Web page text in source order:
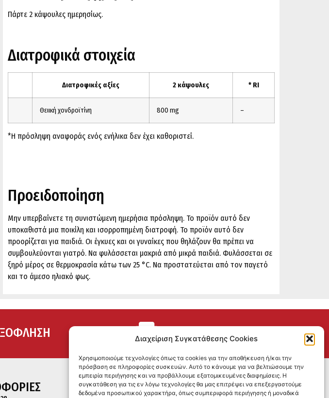
Διαχείριση Συγκατάθεσης Cookies
Χρησιμοποιούμε τεχνολογίες όπως τα cookies για την αποθήκευση ή/και την
πρόσβαση σε πληροφορίες συσκευών. Αυτό το κάνουμε για να βελτιώσουμε την
εμπειρία περιήγησης και να προβάλλουμε εξατομικευμένες διαφημίσεις. Η
συγκατάθεση για τις εν λόγω τεχνολογίες θα μας επιτρέψει να επεξεργαστούμε
δεδομένα προσωπικού χαρακτήρα, όπως συμπεριφορά περιήγησης ή μοναδικά
Πάρτε 2 κάψουλες ημερησίως.
Διατροφικά στοιχεία
Διατροφικές αξίες 2 κάψουλες * RI
Θειική χονδροϊτίνη 800 mg –
*Η πρόσληψη αναφοράς ενός ενήλικα δεν έχει καθοριστεί.
Προειδοποίηση
Μην υπερβαίνετε τη συνιστώμενη ημερήσια πρόσληψη. Το προϊόν αυτό δεν
υποκαθιστά μια ποικίλη και ισορροπημένη διατροφή. Το προϊόν αυτό δεν
προορίζεται για παιδιά. Οι έγκυες και οι γυναίκες που θηλάζουν θα πρέπει να
συμβουλεύονται γιατρό. Να φυλάσσεται μακριά από μικρά παιδιά. Φυλάσσεται σε
ξηρό μέρος σε θερμοκρασία κάτω των 25 °C. Να προστατεύεται από τον παγετό
και το άμεσο ηλιακό φως.
ΕΠΙΣΤΡΟΦΕΣ
SOCIAL MEDIA